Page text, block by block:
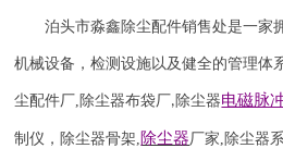
泊头市淼鑫除尘配件销售处是一
机械设备，检测设施以及健全的管理体
尘配件厂, 除尘器布袋厂, 除尘器电磁脉
制仪 ， 除尘器骨架,除尘器厂家, 除尘器